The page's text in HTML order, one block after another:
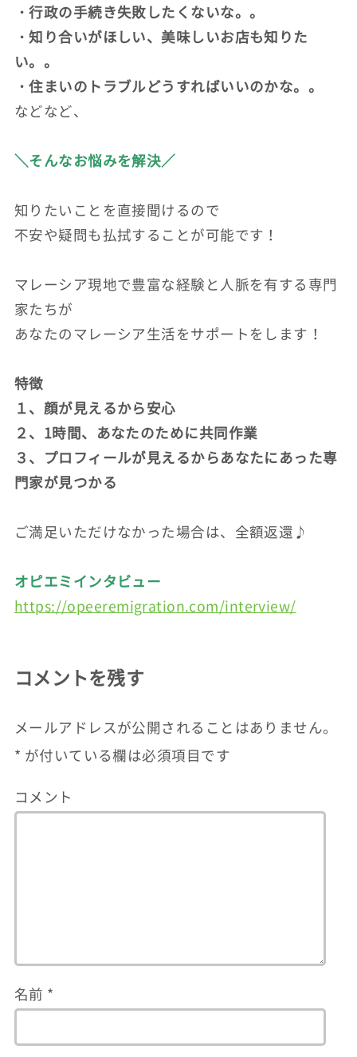
・行政の手続き失敗したくないな。。
・知り合いがほしい、美味しいお店も知りた
い。。
・住まいのトラブルどうすればいいのかな。。
などなど、
＼そんなお悩みを解決／
知りたいことを直接聞けるので
不安や疑問も払拭することが可能です！
マレーシア現地で豊富な経験と人脈を有する専門
家たちが
あなたのマレーシア生活をサポートをします！
特徴
１、顔が見えるから安心
２、1時間、あなたのために共同作業
３、プロフィールが見えるからあなたにあった専
門家が見つかる
ご満足いただけなかった場合は、全額返還♪
オピエミインタビュー
https://opeeremigration.com/interview/
コメントを残す
メールアドレスが公開されることはありません。
* が付いている欄は必須項目です
コメント
名前 *